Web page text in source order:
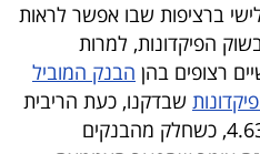
ברציפות שבו אפשר לראות
הפיקדונות, למרות
רצופים בהן הבנק המוביל
שבדקנו, כעת הריבית
הגבוהה ביותר עומדת על 4.63%, כשחלק מהבנקים